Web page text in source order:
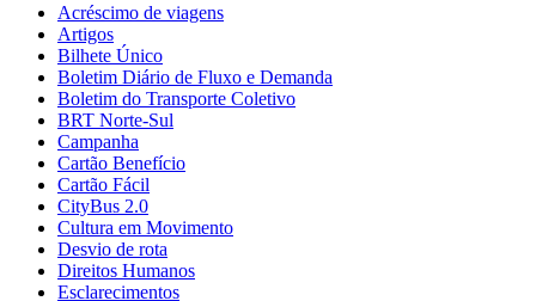
Acréscimo de viagens
Artigos
Bilhete Único
Boletim Diário de Fluxo e Demanda
Boletim do Transporte Coletivo
BRT Norte-Sul
Campanha
Cartão Benefício
Cartão Fácil
CityBus 2.0
Cultura em Movimento
Desvio de rota
Direitos Humanos
Esclarecimentos